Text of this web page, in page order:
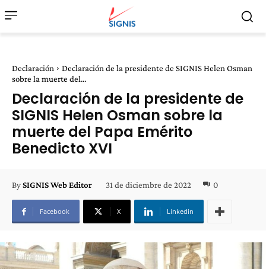
Declaración
Declaración de la presidente de SIGNIS Helen Osman
sobre la muerte del...
Declaración de la presidente de
SIGNIS Helen Osman sobre la
muerte del Papa Emérito
Benedicto XVI
BySIGNIS Web Editor 31 de diciembre de 2022 0
Facebook X Linkedin